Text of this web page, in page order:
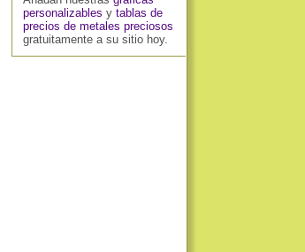
personalizables y tablas de
precios de metales preciosos
gratuitamente a su sitio hoy.